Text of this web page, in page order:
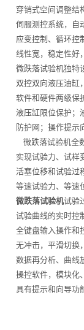
穿销式空间调整结
伺服测控系统，自
应变控制、循环控
线性宽，稳定性好
微跌落试验机独特
双控双向液压油缸
软件和硬件两级保
液压缸限位保护；
防护网；操作提
微跌落试验机全
实现试验力、试样
活塞位移和试验过
等速试验力、等速
微跌落试验机试验
试验曲线的实时控
全键盘输入操作和
无冲击，平滑切换
数据再分析、曲线
操控软件，模块化
具有提示和向导